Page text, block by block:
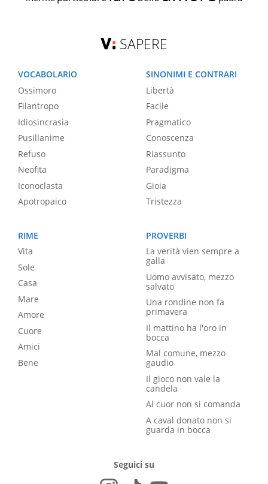
SAPERE
VOCABOLARIO
Ossimoro
Filantropo
Idiosincrasia
Pusillanime
Refuso
Neofita
Iconoclasta
Apotropaico
SINONIMI E CONTRARI
Libertà
Facile
Pragmatico
Conoscenza
Riassunto
Paradigma
Gioia
Tristezza
RIME
Vita
Sole
Casa
Mare
Amore
Cuore
Amici
Bene
PROVERBI
La verità vien sempre a
galla
Uomo avvisato, mezzo
salvato
Una rondine non fa
primavera
Il mattino ha l'oro in
bocca
Mal comune, mezzo
gaudio
Il gioco non vale la
candela
Al cuor non si comanda
A caval donato non si
guarda in bocca
Seguici su